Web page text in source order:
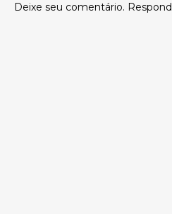
Deixe seu comentário.